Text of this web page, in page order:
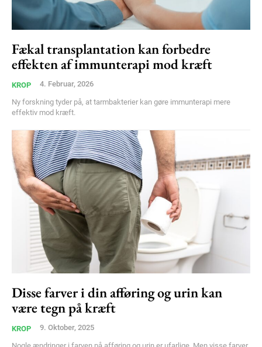
Member full access
100DKK / year
Etiam est nibh, lobortis sit
Praesent euismod ac
Ut mollis pellentesque tortor
Nullam eu erat condimentum
Donec quis est ac felis
Orci varius natoque dolor
YEARLY PRICING MONTHLY PRICING
Fækal transplantation kan forbedre
effekten af immunterapi mod kræft
KROP 4. Februar, 2026
Ny forskning tyder på, at tarmbakterier kan gøre immunterapi mere
effektiv mod kræft.
Disse farver i din afføring og urin kan
være tegn på kræft
KROP 9. Oktober, 2025